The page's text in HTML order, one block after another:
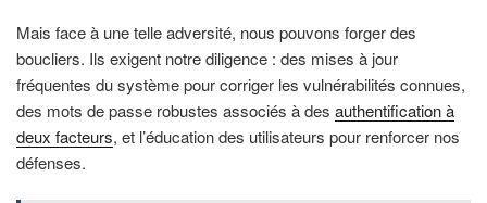
Mais face à une telle adversité, nous pouvons forger des
boucliers. Ils exigent notre diligence : des mises à jour
fréquentes du système pour corriger les vulnérabilités connues,
des mots de passe robustes associés à des authentification à
deux facteurs, et l’éducation des utilisateurs pour renforcer nos
défenses.